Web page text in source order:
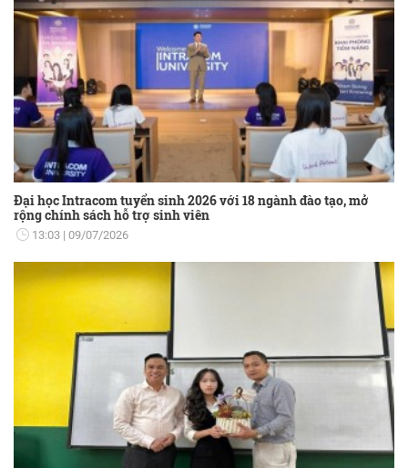
Đại học Intracom tuyển sinh 2026 với 18 ngành đào tạo, mở
rộng chính sách hỗ trợ sinh viên
13:03 09/07/2026